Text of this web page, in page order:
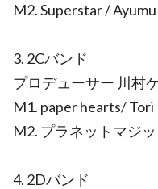
M2. Superstar /
3. 2Cバンド
プロデューサー 川村
M1. paper hearts/ Tori
M2. プラネットマジ
4. 2Dバンド